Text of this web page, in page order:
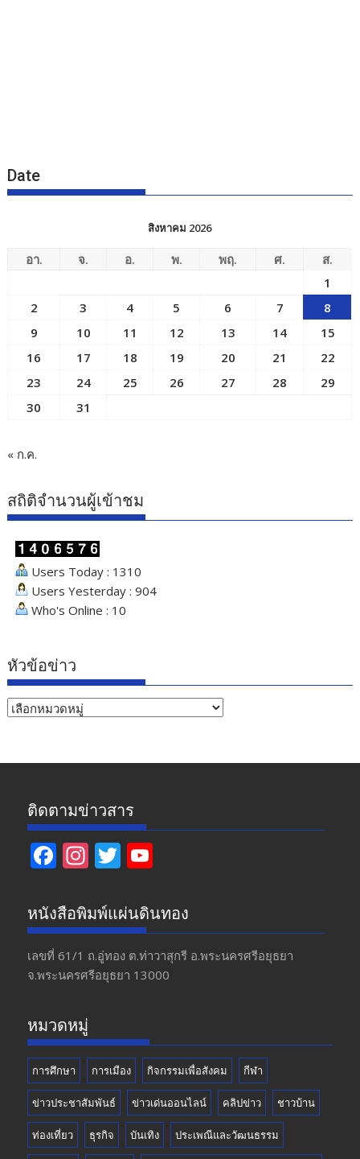
Date
สิงหาคม 2026
อา. จ. อ. พ. พฤ. ศ.
ส.
1
2
3 4 5 6 7
8
9
10 11 12 13 14
15
16
17 18 19 20 21
22
23
24 25 26 27 28
29
30
31
« ก.ค.
สถิติจำนวนผู้เข้าชม
Users Today : 1310
Users Yesterday : 904
Who's Online : 10
หัวข้อข่าว
หัวข้อ
ติดตามข่าวสาร
F
e
b
o
o
In
a
gr
a
m
T
itt
er
u
T
u
b
หนังสือพิมพ์แผ่นดินทอง
เลขที่ 61/1 ถ.อู่ทอง​ ต.​ท่าวาสุกรี​ อ.พระนครศรีอยุธยา​
จ.พระนครศรีอยุธยา 13000
หมวดหมู่
การศึกษา การเมือง กิจกรรมเพื่อสังคม กีฬา
ข่าวประชาสัมพันธ์ ข่าวเด่นออนไลน์ คลิปข่าว ชาวบ้าน
ท่องเที่ยว ธุรกิจ บันเทิง ประเพณีและวัฒนธรรม